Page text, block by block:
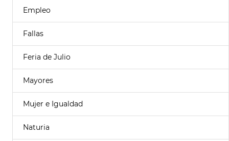
Empleo
Fallas
Feria de Julio
Mayores
Mujer e Igualdad
Naturia